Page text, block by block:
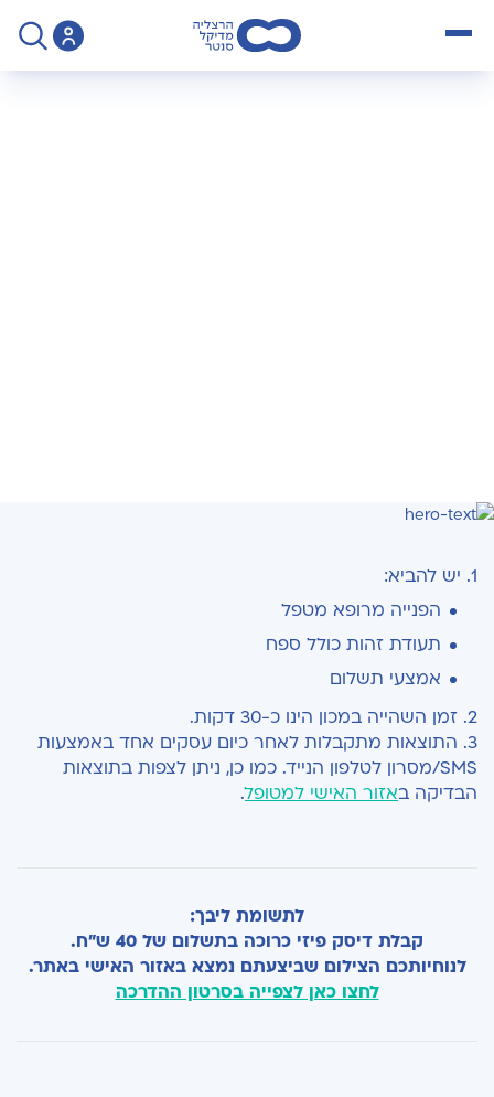
1. יש להביא:
הפנייה מרופא מטפל
תעודת זהות כולל ספח
אמצעי תשלום
2. זמן השהייה במכון הינו כ-30 דקות.
3. התוצאות מתקבלות לאחר כיום עסקים אחד באמצעות
SMS/מסרון לטלפון הנייד.
כמו כן, ניתן לצפות בתוצאות
הבדיקה באזור האישי למטופל.
לתשומת ליבך:
קבלת דיסק פיזי כרוכה בתשלום של 40 ש"ח.
לנוחיותכם הצילום שביצעתם נמצא באזור האישי באתר.
לחצו כאן לצפייה בסרטון ההדרכה